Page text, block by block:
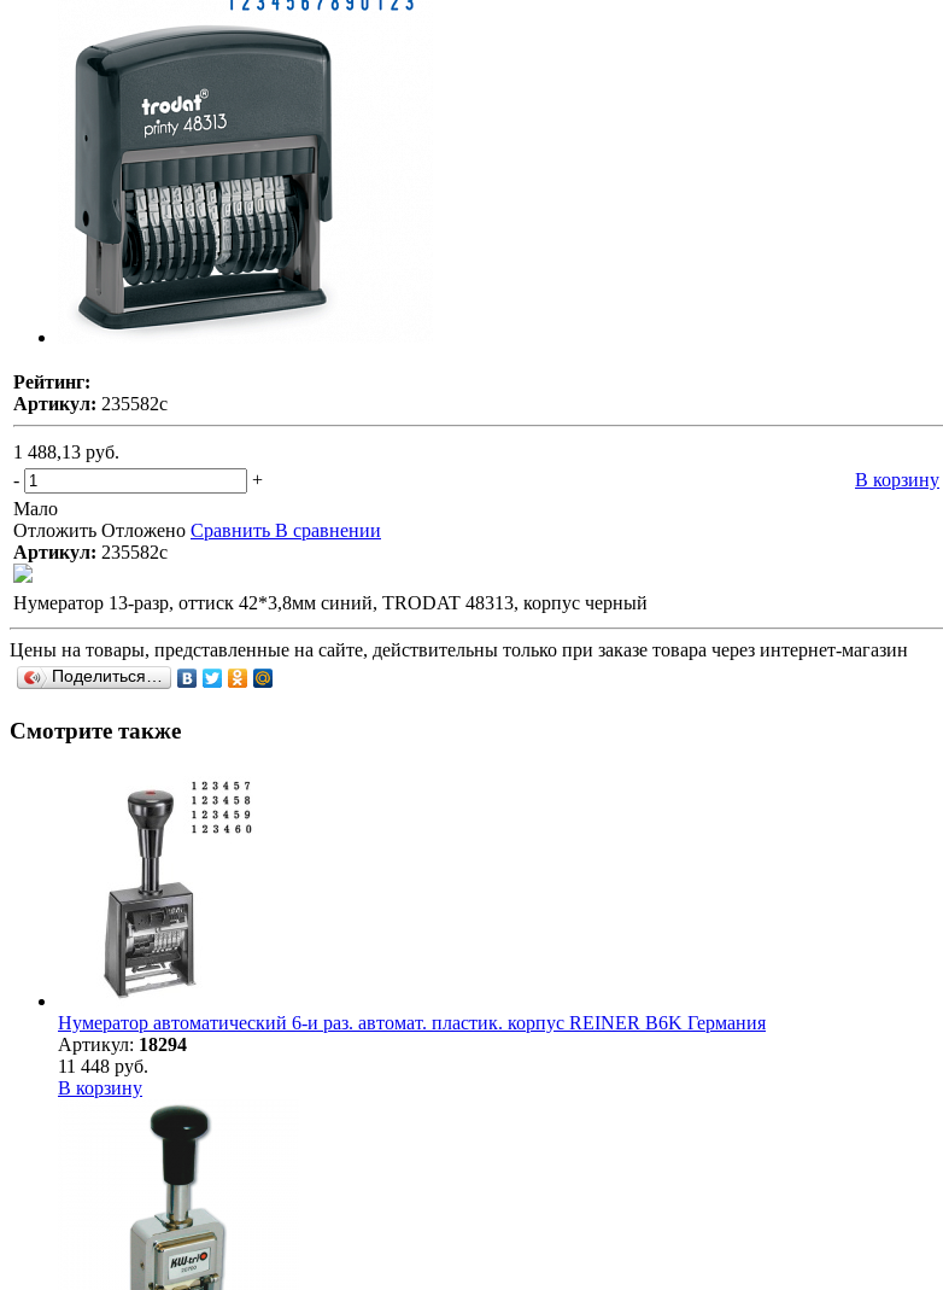
Рейтинг:
Артикул: 235582с
1 488,13 руб.
-
+ В корзину
Мало
Отложить Отложено Сравнить В сравнении
Артикул: 235582с
Нумератор 13-разр, оттиск 42*3,8мм синий, TRODAT 48313, корпус черный
Цены на товары, представленные на сайте, действительны только при заказе товара через интернет-магазин
Поделиться…
Смотрите также
Нумератор автоматический 6-и раз. автомат. пластик. корпус REINER B6K Германия
Артикул: 18294
11 448 руб.
В корзину